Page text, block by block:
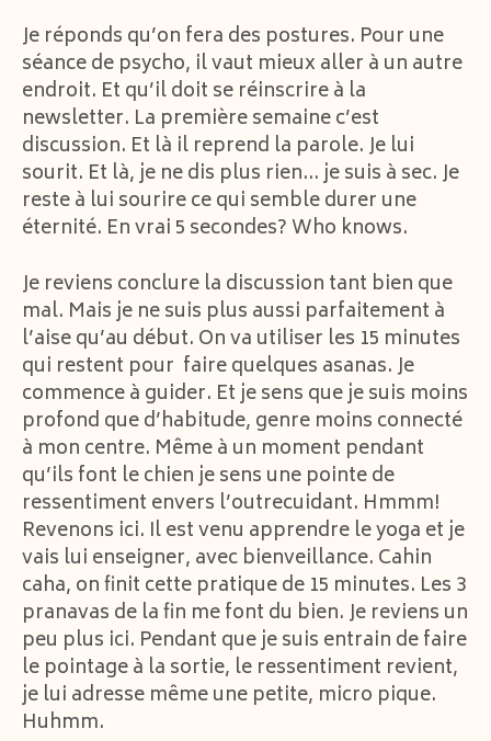
Je réponds qu’on fera des postures. Pour une
séance de psycho, il vaut mieux aller à un autre
endroit. Et qu’il doit se réinscrire à la
newsletter. La première semaine c’est
discussion. Et là il reprend la parole. Je lui
sourit. Et là, je ne dis plus rien… je suis à sec. Je
reste à lui sourire ce qui semble durer une
éternité. En vrai 5 secondes? Who knows.
Je reviens conclure la discussion tant bien que
mal. Mais je ne suis plus aussi parfaitement à
l’aise qu’au début. On va utiliser les 15 minutes
qui restent pour faire quelques asanas. Je
commence à guider. Et je sens que je suis moins
profond que d’habitude, genre moins connecté
à mon centre. Même à un moment pendant
qu’ils font le chien je sens une pointe de
ressentiment envers l’outrecuidant. Hmmm!
Revenons ici. Il est venu apprendre le yoga et je
vais lui enseigner, avec bienveillance. Cahin
caha, on finit cette pratique de 15 minutes. Les 3
pranavas de la fin me font du bien. Je reviens un
peu plus ici. Pendant que je suis entrain de faire
le pointage à la sortie, le ressentiment revient,
je lui adresse même une petite, micro pique.
Huhmm.